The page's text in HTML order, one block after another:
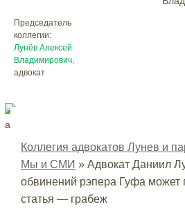
Председатель
коллегии:
Лунёв Алексей
Владимирович,
адвокат
Коллегия адвокатов Лунев и
Мы и СМИ » Адвокат Даниил
обвинений рэпера Гуфа может
статья — грабеж